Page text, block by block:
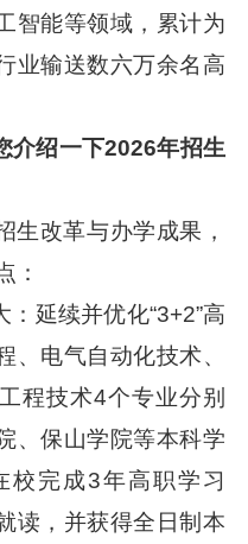
智能等领域，累计为
业输送数六万余名高
介绍一下2026年招生
生改革与办学成果，
：
延续并优化“3+2”高
、电气自动化技术、
程技术4个专业分别
、保山学院等本科学
校完成3年高职学习
读，并获得全日制本